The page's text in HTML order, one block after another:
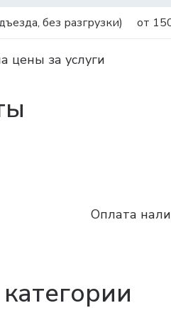
без разгрузки)
от
цены за услуги
Оплата